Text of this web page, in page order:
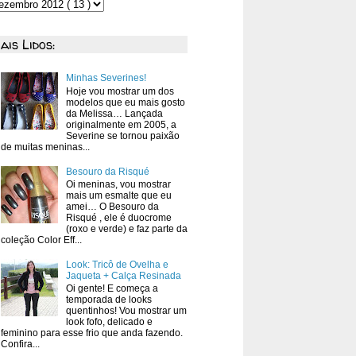
Lidos:
Minhas Severines!
Hoje vou mostrar um dos
modelos que eu mais gosto
da Melissa… Lançada
originalmente em 2005, a
Severine se tornou paixão
de muitas meninas...
Besouro da Risqué
Oi meninas, vou mostrar
mais um esmalte que eu
amei… O Besouro da
Risqué , ele é duocrome
(roxo e verde) e faz parte da
coleção Color Eff...
Look: Tricô de Ovelha e
Jaqueta + Calça Resinada
Oi gente! E começa a
temporada de looks
quentinhos! Vou mostrar um
look fofo, delicado e
feminino para esse frio que anda fazendo.
Confira...